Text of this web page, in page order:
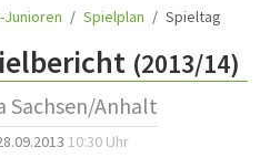
Junioren Spielplan Spieltag
(2013/14)
Sachsen/Anhalt
10:30 Uhr